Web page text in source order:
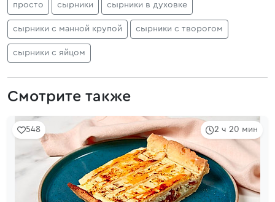
просто сырники сырники в духовке
сырники с манной крупой сырники с творогом
сырники с яйцом
Смотрите также
2 ч 20 мин
548